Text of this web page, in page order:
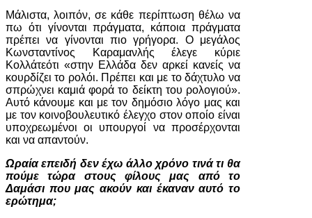
Μάλιστα, λοιπόν, σε κάθε περίπτωση θέλω να
πω ότι γίνονται πράγματα, κάποια πράγματα
πρέπει να γίνονται πιο γρήγορα. Ο μεγάλος
Κωνσταντίνος Καραμανλής έλεγε κύριε
Κολλάτεότι «στην Ελλάδα δεν αρκεί κανείς να
κουρδίζει το ρολόι. Πρέπει και με το δάχτυλο να
σπρώχνει καμιά φορά το δείκτη του ρολογιού».
Αυτό κάνουμε και με τον δημόσιο λόγο μας και
με τον κοινοβουλευτικό έλεγχο στον οποίο είναι
υποχρεωμένοι οι υπουργοί να προσέρχονται
και να απαντούν.
Ωραία επειδή δεν έχω άλλο χρόνο τινά τι θα
πούμε τώρα στους φίλους μας από το
Δαμάσι που μας ακούν και έκαναν αυτό το
ερώτημα;